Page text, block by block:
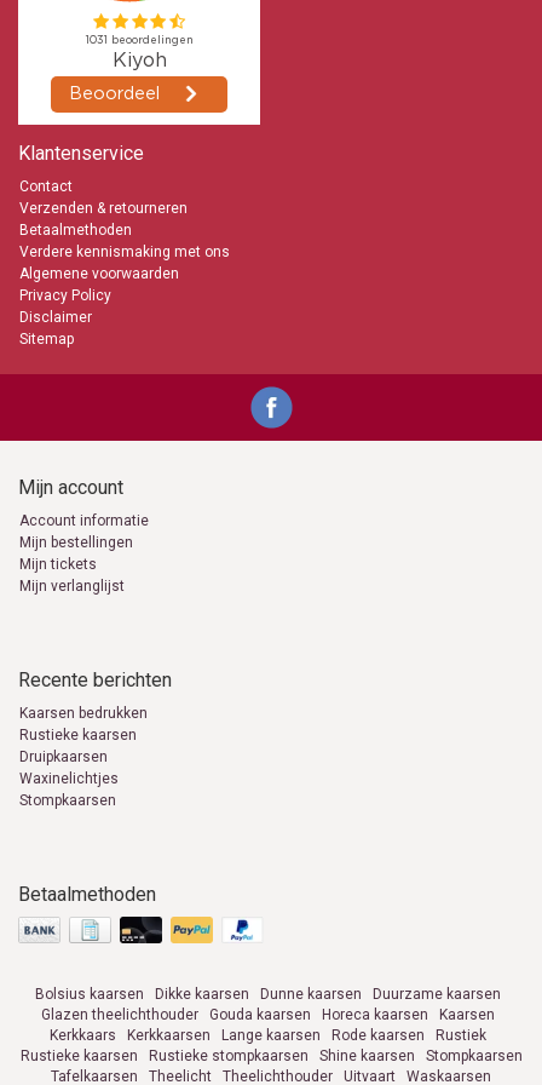
Klantenservice
Contact
Verzenden & retourneren
Betaalmethoden
Verdere kennismaking met ons
Algemene voorwaarden
Privacy Policy
Disclaimer
Sitemap
Mijn account
Account informatie
Mijn bestellingen
Mijn tickets
Mijn verlanglijst
Recente berichten
Kaarsen bedrukken
Rustieke kaarsen
Druipkaarsen
Waxinelichtjes
Stompkaarsen
Betaalmethoden
Bolsius kaarsen Dikke kaarsen Dunne kaarsen
Duurzame kaarsen
Glazen theelichthouder
Gouda kaarsen Horeca kaarsen
Kaarsen
Kerkkaars
Kerkkaarsen Lange kaarsen Rode kaarsen
Rustiek
Rustieke kaarsen
Rustieke stompkaarsen Shine kaarsen
Stompkaarsen
Tafelkaarsen
Theelicht Theelichthouder Uitvaart Waskaarsen